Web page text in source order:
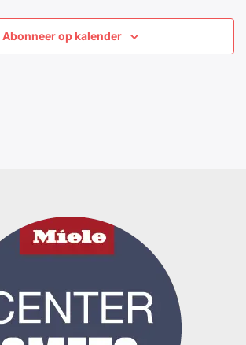
Abonneer op kalender